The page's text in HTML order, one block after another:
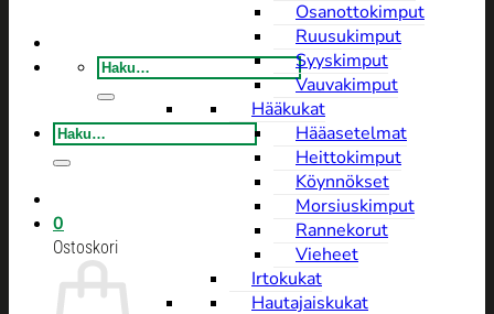
Etsi:
Etsi:
0
Ostoskori
Osanottokimput
Ruusukimput
Syyskimput
Vauvakimput
Hääkukat
Hääasetelmat
Heittokimput
Köynnökset
Morsiuskimput
Rannekorut
Vieheet
Irtokukat
Hautajaiskukat